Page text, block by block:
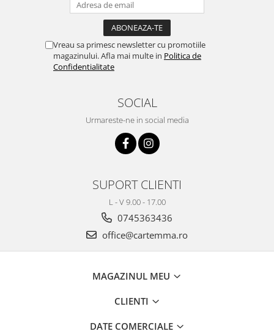
Vreau sa primesc newsletter cu promotiile
magazinului. Afla mai multe in Politica de
Confidentialitate
SOCIAL
Urmareste-ne in social media
SUPORT CLIENTI
L - V 9.00 - 17.00
0745363436
office@cartemma.ro
MAGAZINUL MEU
CLIENTI
DATE COMERCIALE